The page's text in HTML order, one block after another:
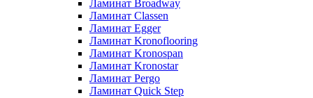
Ламинат Broadway
Ламинат Classen
Ламинат Egger
Ламинат Kronoflooring
Ламинат Kronospan
Ламинат Kronostar
Ламинат Pergo
Ламинат Quick Step